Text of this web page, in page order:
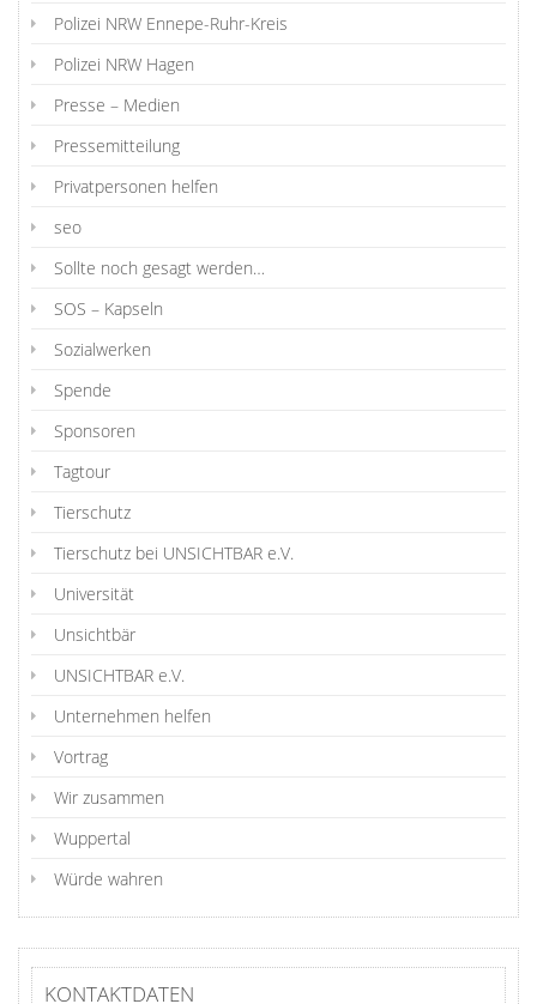
Polizei NRW Ennepe-Ruhr-Kreis
Polizei NRW Hagen
Presse – Medien
Pressemitteilung
Privatpersonen helfen
seo
Sollte noch gesagt werden…
SOS – Kapseln
Sozialwerken
Spende
Sponsoren
Tagtour
Tierschutz
Tierschutz bei UNSICHTBAR e.V.
Universität
Unsichtbär
UNSICHTBAR e.V.
Unternehmen helfen
Vortrag
Wir zusammen
Wuppertal
Würde wahren
KONTAKTDATEN